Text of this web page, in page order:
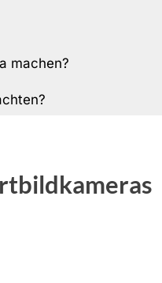
machen?